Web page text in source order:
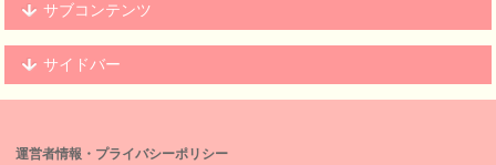
サブコンテンツ
サイドバー
運営者情報・プライバシーポリシー